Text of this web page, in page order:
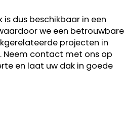
is dus beschikbaar in een
we een betrouwbare
projecten in
Neem contact met ons op
en laat uw dak in goede